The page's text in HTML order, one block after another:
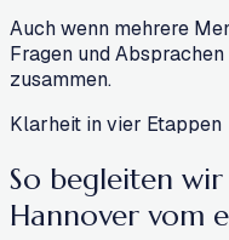
Auch wenn mehrere
Fragen und
zusammen.
Klarheit in vier Etappen
So begleiten
Hannover vom